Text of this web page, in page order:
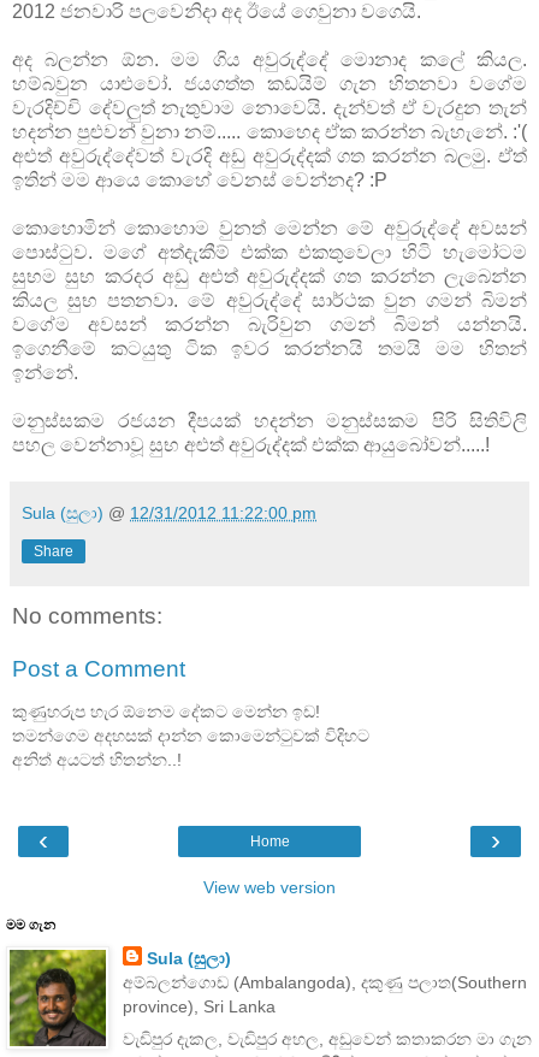
2012 ජනවාරි පලවෙනිදා අද ඊයේ ගෙවුනා වගෙයි.
අද බලන්න ඕන. මම ගිය අවුරුද්දේ මොනාද කලේ කියල.
හම්බවුන යාළුවෝ. ජයගත්ත කඩයිම් ගැන හිතනවා වගේම
වැරදිච්චි දේවලුත් නැතුවාම නොවෙයි. දැන්වත් ඒ වැරදුන තැන්
හදන්න පුළුවන් වුනා නම්..... කොහෙද ඒක කරන්න බැහැනේ. :'(
අළුත් අවුරුද්දේවත් වැරදි අඩු අවුරුද්දක් ගත කරන්න බලමු. ඒත්
ඉතින් මම ආයෙ කොහේ වෙනස් වෙන්නද? :P
කොහොමින් කොහොම වුනත් මෙන්න මේ අවුරුද්දේ අවසන්
පොස්ටුව. මගේ අත්දැකීම් එක්ක එකතුවෙලා හිටි හැමෝටම
සුභම සුභ කරදර අඩු අළුත් අවුරුද්දක් ගත කරන්න ලැබෙන්න
කියල සුභ පතනවා. මේ අවුරුද්දේ සාර්ථක වුන ගමන් බිමන්
වගේම අවසන් කරන්න බැරිවුන ගමන් බිමන් යන්නයි.
ඉගෙනීමේ කටයුතු ටික ඉවර කරන්නයි තමයි මම හිතන්
ඉන්නේ.
මනුස්සකම රජයන දීපයක් හදන්න මනුස්සකම පිරි සිතිවිලි
පහල වෙන්නාවූ සුභ අළුත් අවුරුද්දක් එක්ක ආයුබෝවන්.....!
Sula (සුලා) @ 12/31/2012 11:22:00 pm
Share
No comments:
Post a Comment
කුණුහරුප හැර ඕනෙම දේකට මෙන්න ඉඩ!
තමන්ගෙම අදහසක් දාන්න කොමෙන්ටුවක් විදිහට
අනිත් අයටත් හිතන්න..!
‹ ›
Home
View web version
මම ගැන
Sula (සුලා)
අම්බලන්ගොඩ (Ambalangoda), දකුණු පලාත(Southern
province), Sri Lanka
වැඩිපුර දැකල, වැඩිපුර අහල, අඩුවෙන් කතාකරන මා ගැන